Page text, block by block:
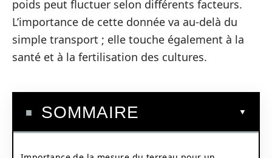
poids peut fluctuer selon différents facteurs.
L’importance de cette donnée va au-delà du
simple transport ; elle touche également à la
santé et à la fertilisation des cultures.
SOMMAIRE